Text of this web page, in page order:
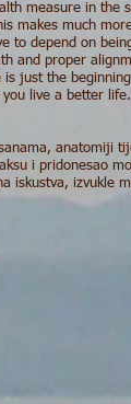
measure in the
makes much
to depend on
and proper
just the
live a better life.
anatomiji
i pridonesao
iskustva, izvukle